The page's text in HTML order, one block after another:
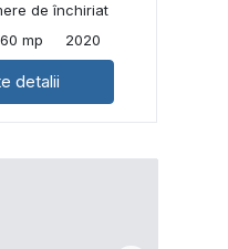
de închiriat
60 mp 2020
detalii